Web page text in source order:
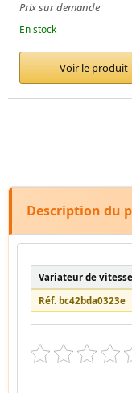
Prix sur demande
En stock
Voir le produit
Description du
Variateur de
Réf. bc42bda0323e